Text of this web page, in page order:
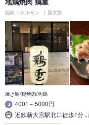
焼肉・ホルモン 新大宮
焼き鳥/鶏焼肉/地鶏
4001～5000円
近鉄新大宮駅北口徒歩1分